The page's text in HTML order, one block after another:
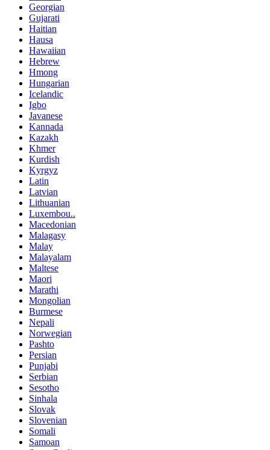
Georgian
Gujarati
Haitian
Hausa
Hawaiian
Hebrew
Hmong
Hungarian
Icelandic
Igbo
Javanese
Kannada
Kazakh
Khmer
Kurdish
Kyrgyz
Latin
Latvian
Lithuanian
Luxembou..
Macedonian
Malagasy
Malay
Malayalam
Maltese
Maori
Marathi
Mongolian
Burmese
Nepali
Norwegian
Pashto
Persian
Punjabi
Serbian
Sesotho
Sinhala
Slovak
Slovenian
Somali
Samoan